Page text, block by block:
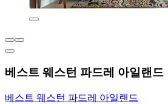
베스트 웨스턴 파드레 아일랜드
베스트 웨스턴 파드레 아일랜드